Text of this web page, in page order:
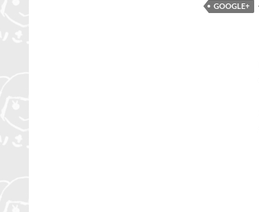
GOOGLE+